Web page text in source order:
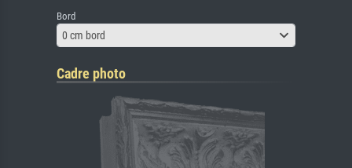
Bord
0 cm bord
Cadre photo